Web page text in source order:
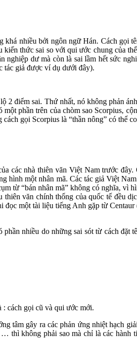
nhiều bởi ngôn ngữ Hán. Cách gọi
thức sai so với qui ước chung của
dư mà còn là sai lầm hết sức
tác giả được ví dụ dưới đây).
2 điểm sai. Thứ nhất, nó không phản
phần trên của chòm sao Scorpius,
gọi Scorpius là “thần nông” có thể
các nhà thiên văn Việt Nam trước
hình một nhân mã. Các tác giả Việt
từ “bán nhân mã” không có nghĩa, vì
văn chính thống của quốc tế đều
một tài liệu tiếng Anh gặp từ
nhiều do những sai sót từ cách đặt
: cách gọi cũ và qui ước mới.
tâm gây ra các phản ứng nhiệt hạch
thì không phải sao mà chỉ là các